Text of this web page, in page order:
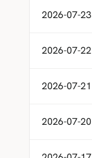
2026-07-23
2026-07-22
2026-07-21
2026-07-20